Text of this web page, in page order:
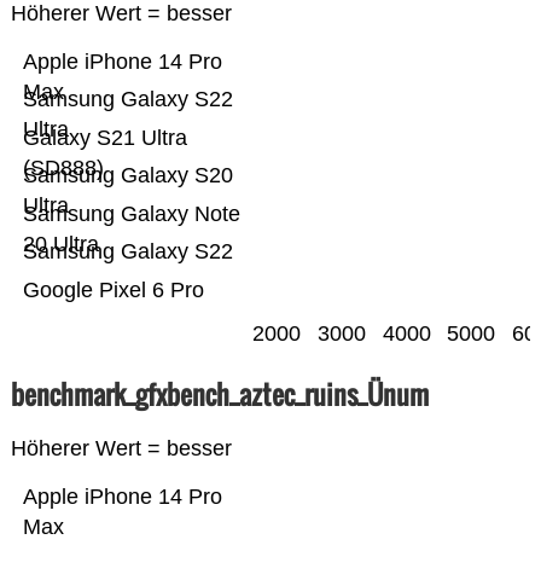
Höherer Wert = besser
Google Pixel 6 Pro
Samsung Galaxy S22
Samsung Galaxy Note
20 Ultra
Samsung Galaxy S20
Ultra
Galaxy S21 Ultra
(SD888)
Samsung Galaxy S22
Ultra
Apple iPhone 14 Pro
Max
2000 3000 4000 5000
benchmark_gfxbench_aztec_ruins_Ünum
Höherer Wert = besser
Apple iPhone 14 Pro
Max